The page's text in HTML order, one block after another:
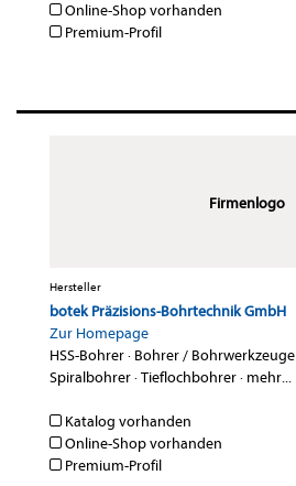
Online-Shop vorhanden
Premium-Profil
Firmenlogo
Hersteller
botek Präzisions-Bohrtechnik GmbH
Zur Homepage
HSS-Bohrer· Bohrer / Bohrwerkzeuge
Spiralbohrer·Tieflochbohrer· mehr...
Katalog vorhanden
Online-Shop vorhanden
Premium-Profil